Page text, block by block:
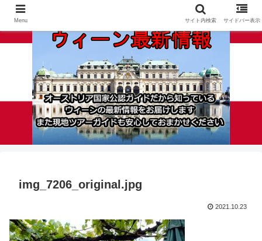
img_7206_original.jpg
2021.10.23
Menu サイト内検索 サイドバー表示